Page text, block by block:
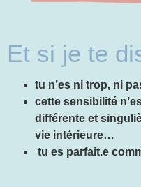
Et si je te
tu n’es ni trop, ni
cette sensibilité
différente et
vie intérieure…
tu es parfait.e